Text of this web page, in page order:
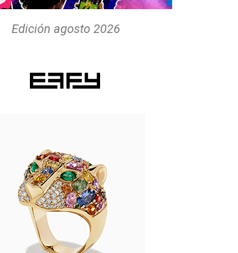
Edición agosto 2026